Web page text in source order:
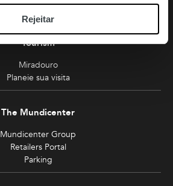
Rejeitar
1070-103 Lisboa
Tourism
Miradouro
Planeie sua visita
The Mundicenter
Mundicenter Group
Retailers Portal
Parking